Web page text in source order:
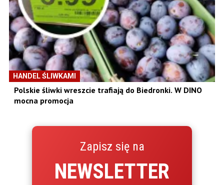
HANDEL ŚLIWKAMI
Polskie śliwki wreszcie trafiają do Biedronki. W DINO
mocna promocja
Zapisz się na
NEWSLETTER